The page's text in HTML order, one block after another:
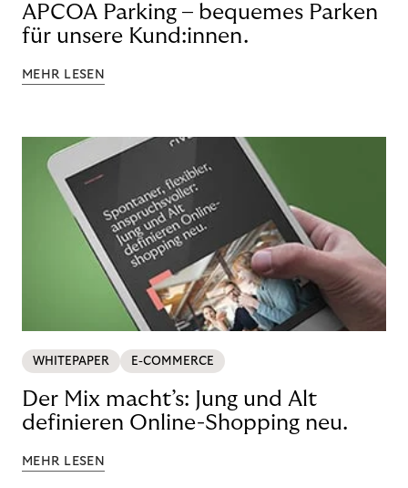
APCOA Parking – bequemes Parken
für unsere Kund:innen.
MEHR LESEN
WHITEPAPER E-COMMERCE
Der Mix macht’s: Jung und Alt
definieren Online-Shopping neu.
MEHR LESEN